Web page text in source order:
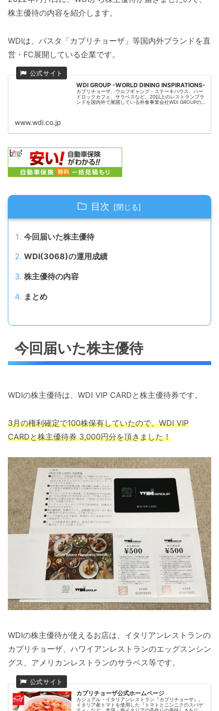
株主優待の内容を紹介します。
WDIは、パスタ「カプリチョーザ」等国内外ブランドを直
営・FC展開している企業です。
WDI GROUP -WORLD DINING INSPIRATIONS-
カプリチョーザ、ウルフギャング・ステーキハウス、ハー
ドロックカフェ、サラベスなど、20以上のレストランブラ
ンドを国内外で展開している外食事業会社WDI GROUPの
www.wdi.co.jp
目次
今回届いた株主優待
WDI(3068)の運用成績
株主優待の内容
まとめ
今回届いた株主優待
WDIの株主優待は、WDI VIP CARDと株主優待券です。
3月の権利確定で100株保有していたので、WDI VIP
CARDと株主優待券 3,000円分を頂きました！
WDIの株主優待が使えるお店は、イタリアンレストランの
カプリチョーザ、ハワイアンレストランのエッグスンシン
グス、アメリカンレストランのサラベス等です。
カプリチョーザ公式ホームページ
カジュアル・イタリアンレストラン『カプリチョーザ』。
イタリア産トマトを使用した『トマトとニンニクのスパゲ